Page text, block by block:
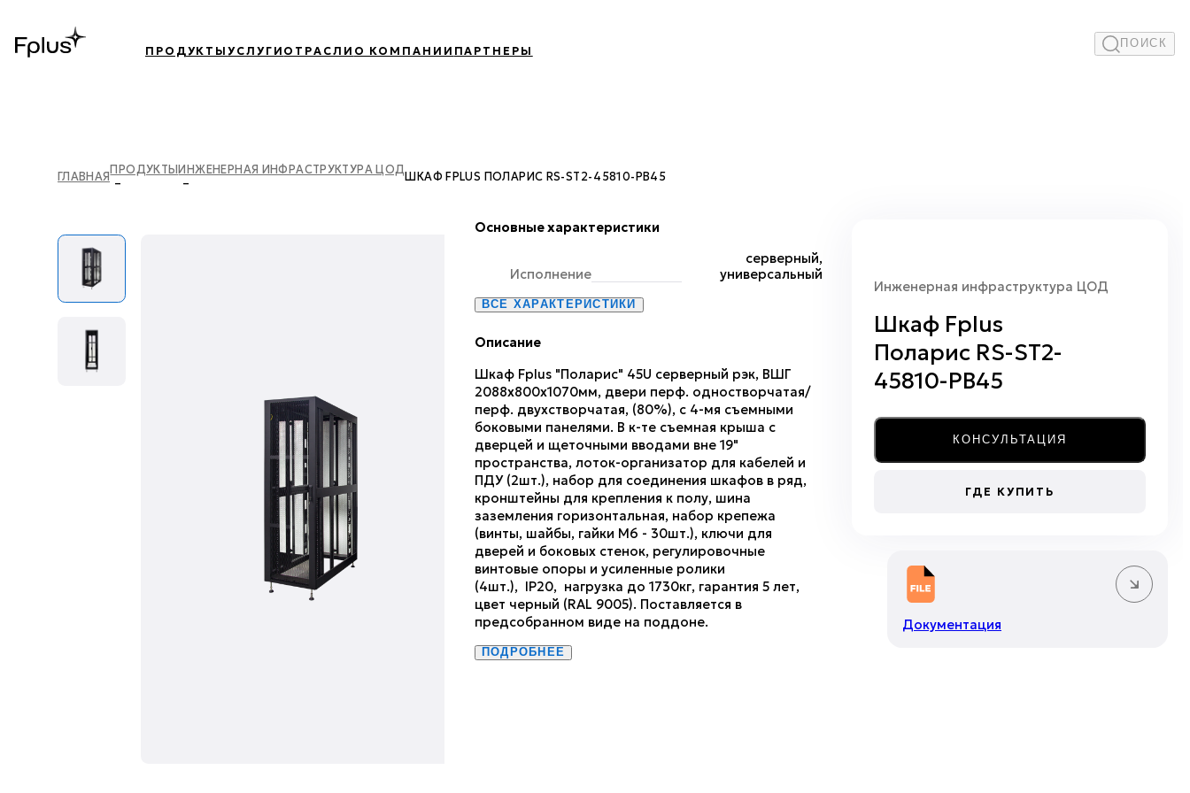
ПРОДУКТЫУСЛУГИ ОТРАСЛИ О КОМПАНИИ ПАРТНЕРЫ
ПОИСК
ГЛАВНАЯПРОДУКТЫ ИНЖЕНЕРНАЯ ИНФРАСТРУКТУРА ЦОДШКАФ FPLUS ПОЛАРИС RS-ST2-45810-PB45
Основные характеристики
Исполнение
серверный,
универсальный
ВСЕ ХАРАКТЕРИСТИКИ
Описание
Шкаф Fplus "Поларис" 45U серверный рэк, ВШГ
2088х800х1070мм, двери перф. одностворчатая/
перф. двухстворчатая, (80%), с 4-мя съемными
боковыми панелями. В к-те съемная крыша с
дверцей и щеточными вводами вне 19"
пространства, лоток-организатор для кабелей и
ПДУ (2шт.), набор для соединения шкафов в ряд,
кронштейны для крепления к полу, шина
заземления горизонтальная, набор крепежа
(винты, шайбы, гайки М6 - 30шт.), ключи для
дверей и боковых стенок, регулировочные
винтовые опоры и усиленные ролики
(4шт.), IP20, нагрузка до 1730кг, гарантия 5 лет,
цвет черный (RAL 9005). Поставляется в
предсобранном виде на поддоне.
ПОДРОБНЕЕ
Инженерная инфраструктура ЦОД
Шкаф Fplus
Поларис RS-ST2-
45810-PB45
КОНСУЛЬТАЦИЯ
ГДЕ КУПИТЬ
Документация